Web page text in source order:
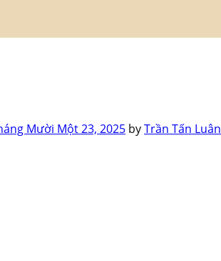
Mười Một 23, 2025 byTrần Tấn Luân